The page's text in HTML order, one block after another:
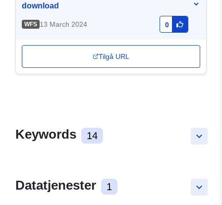
download
WFS 13 March 2024 0
Tilgå URL
keyboard_arrow_down
Keywords 14
keyboard_arrow_down
Datatjenester 1